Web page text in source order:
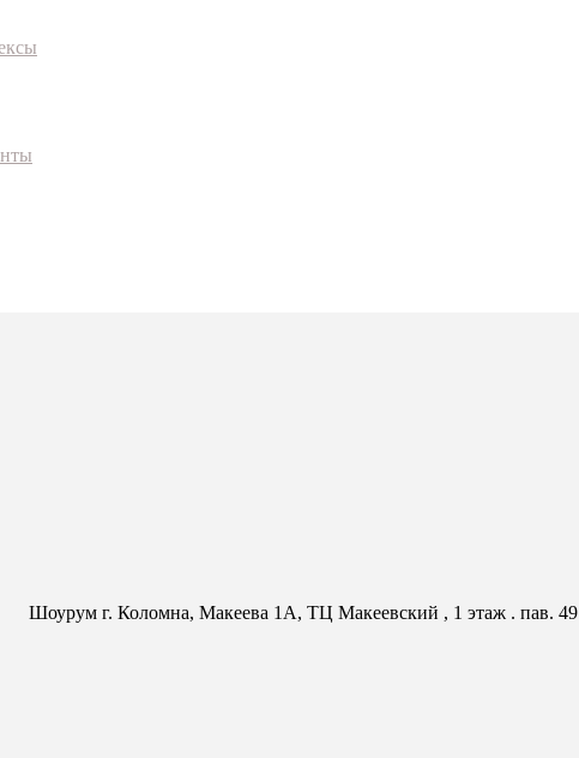
Шоурум г. Коломна, Макеева 1А, ТЦ Макеевский , 1 этаж . пав. 49